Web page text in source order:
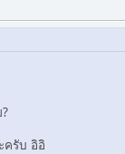
รับ อิอิ